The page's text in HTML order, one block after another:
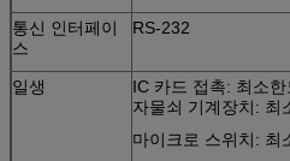
통신 인터페이
스
RS-232
일생
IC 카드 접촉: 최소
자물쇠 기계장치: 최
마이크로 스위치: 최